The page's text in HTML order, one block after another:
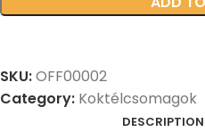
SKU:OFF00002
Category: Koktélcsomagok
DESCRIPTION